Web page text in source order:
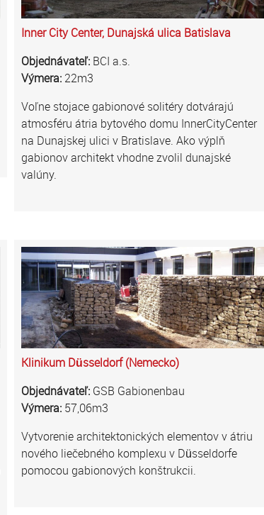
Inner City Center, Dunajská ulica Batislava
Objednávateľ: BCI a.s.
Výmera: 22m3
Voľne stojace gabionové solitéry dotvárajú
atmosféru átria bytového domu InnerCityCenter
na Dunajskej ulici v Bratislave. Ako výplň
gabionov architekt vhodne zvolil dunajské
valúny.
Klinikum Düsseldorf (Nemecko)
Objednávateľ: GSB Gabionenbau
Výmera: 57,06m3
Vytvorenie architektonických elementov v átriu
nového liečebného komplexu v Düsseldorfe
pomocou gabionových konštrukcii.